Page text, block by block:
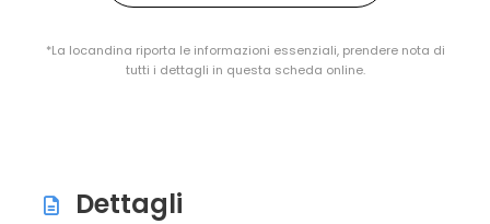
*La locandina riporta le informazioni essenziali, prendere nota di
tutti i dettagli in questa scheda online.
Dettagli